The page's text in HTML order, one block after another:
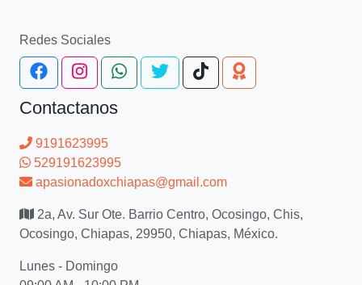
Redes Sociales
Contactanos
9191623995
529191623995
apasionadoxchiapas@gmail.com
2a, Av. Sur Ote. Barrio Centro, Ocosingo, Chis,
Ocosingo, Chiapas, 29950, Chiapas, México.
Lunes - Domingo